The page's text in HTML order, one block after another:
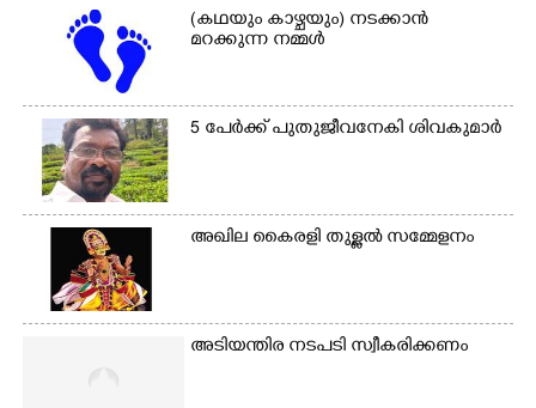
(കഥയും കാഴ്ചയും) നടക്കാൻ
മറക്കുന്ന നമ്മൾ
5 പേർക്ക് പുതുജീവനേകി ശിവകുമാർ
അഖില കൈരളി തുള്ളൽ സമ്മേളനം
അടിയന്തിര നടപടി സ്വീകരിക്കണം